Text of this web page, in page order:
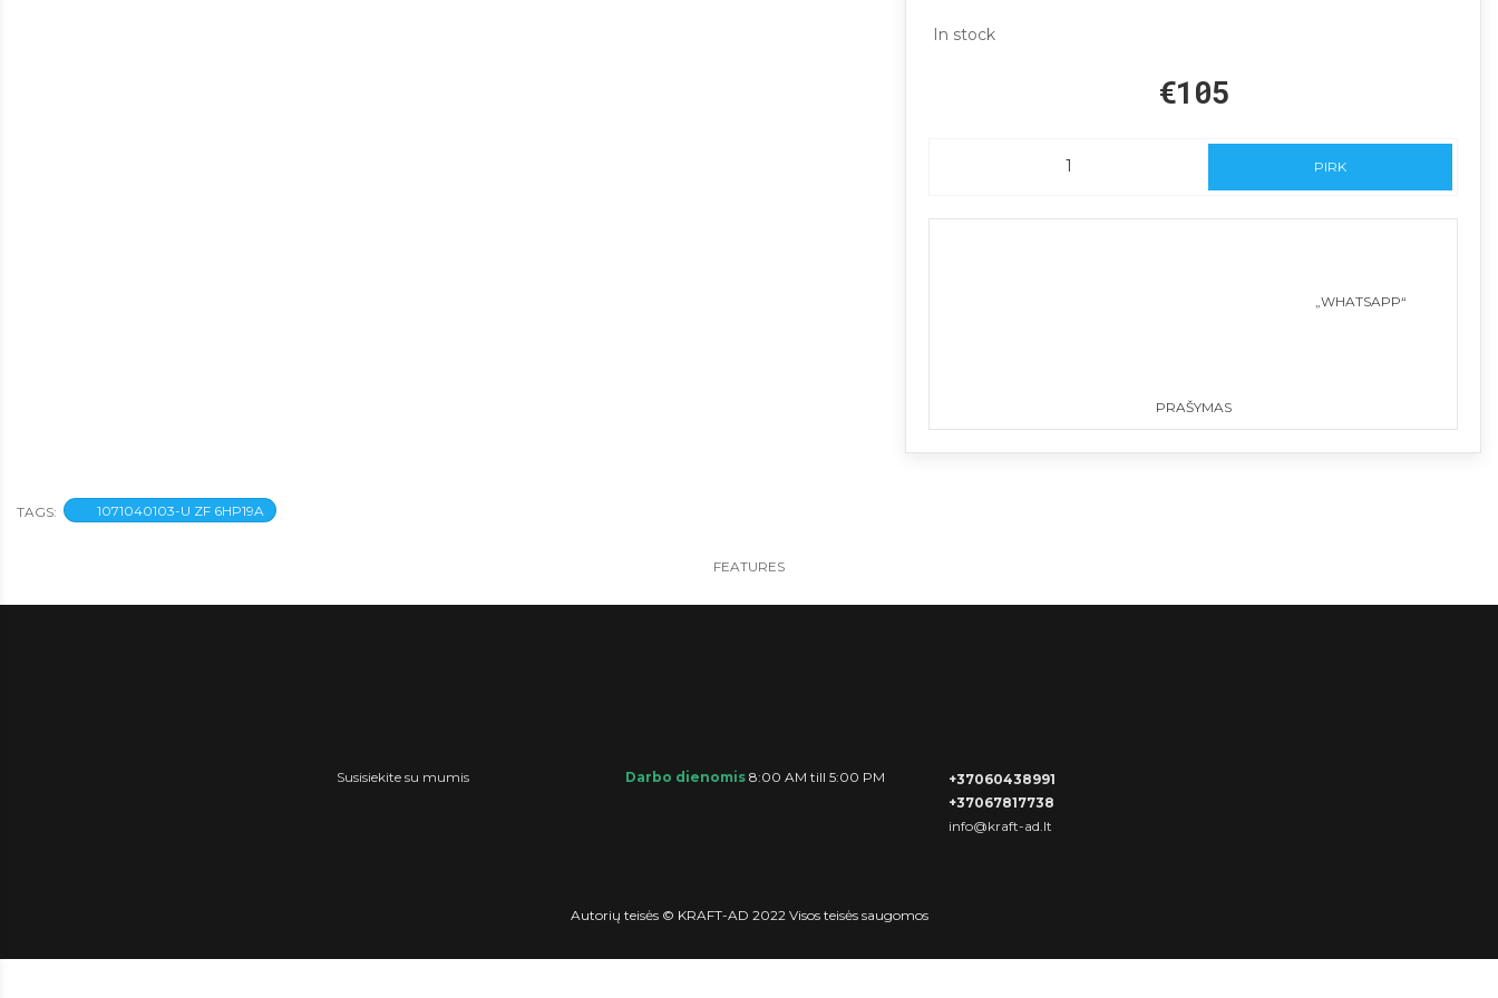
In stock
€105
PIRK
„WHATSAPP“
PRAŠYMAS
TAGS: 1071040103-U ZF 6HP19A
FEATURES
Susisiekite su mumis Darbo dienomis 8:00 AM till 5:00 PM
+37060438991
+37067817738
info@kraft-ad.lt
Autorių teisės © KRAFT-AD 2022 Visos teisės saugomos